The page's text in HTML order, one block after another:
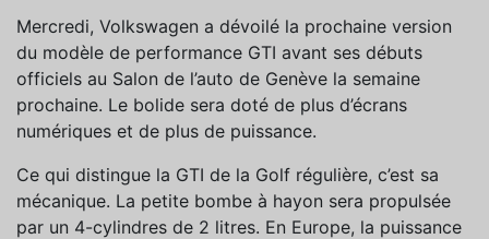
Mercredi, Volkswagen a dévoilé la prochaine version
du modèle de performance GTI avant ses débuts
officiels au Salon de l’auto de Genève la semaine
prochaine. Le bolide sera doté de plus d’écrans
numériques et de plus de puissance.
Ce qui distingue la GTI de la Golf régulière, c’est sa
mécanique. La petite bombe à hayon sera propulsée
par un 4-cylindres de 2 litres. En Europe, la puissance